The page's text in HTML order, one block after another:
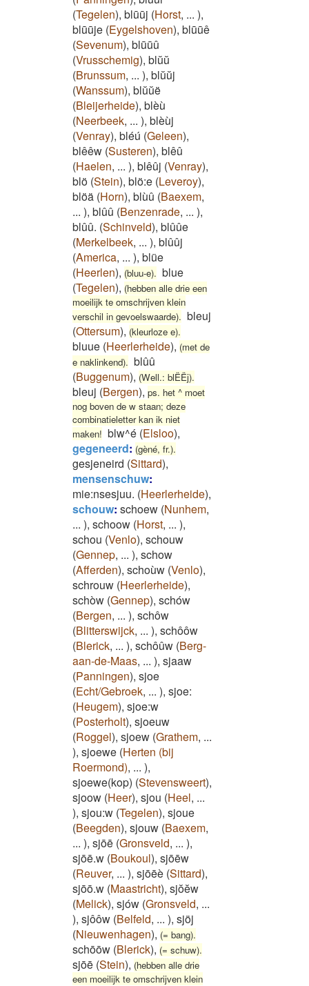
(Tegelen), blūūj (Horst, ... ),
blūūje (Eygelshoven), blūūê
(Sevenum), blūūû
(Vrusschemig), blŭŭ
(Brunssum, ... ), blŭŭj
(Wanssum), blŭŭë
(Bleijerheide), blèù
(Neerbeek, ... ), blèùj
(Venray), bléú (Geleen),
blêêw (Susteren), blêû
(Haelen, ... ), blêûj (Venray),
blö (Stein), blö:e (Leveroy),
blöä (Horn), blùû (Baexem,
... ), blûû (Benzenrade, ... ),
blûû. (Schinveld), blûûe
(Merkelbeek, ... ), blûûj
(America, ... ), blüe
(Heerlen), (bluu-e). blue
(Tegelen), (hebben alle drie een
moeilijk te omschrijven klein
verschil in gevoelswaarde). bleuj
(Ottersum), (kleurloze e).
bluue (Heerlerheide), (met de
e naklinkend). blûû
(Buggenum), (Well.: blËËj).
bleuj (Bergen), ps. het ^ moet
nog boven de w staan; deze
combinatieletter kan ik niet
maken! blw^é (Elsloo),
gegeneerd: (gèné, fr.).
gesjeneird (Sittard),
mensenschuw:
mie:nsesjuu. (Heerlerheide),
schouw: schoew (Nunhem,
... ), schoow (Horst, ... ),
schou (Venlo), schouw
(Gennep, ... ), schow
(Afferden), schoùw (Venlo),
schrouw (Heerlerheide),
schòw (Gennep), schów
(Bergen, ... ), schôw
(Blitterswijck, ... ), schôôw
(Blerick, ... ), schôûw (Berg-
aan-de-Maas, ... ), sjaaw
(Panningen), sjoe
(Echt/Gebroek, ... ), sjoe:
(Heugem), sjoe:w
(Posterholt), sjoeuw
(Roggel), sjoew (Grathem, ...
), sjoewe (Herten (bij
Roermond), ... ),
sjoewe(kop) (Stevensweert),
sjoow (Heer), sjou (Heel, ...
), sjou:w (Tegelen), sjoue
(Beegden), sjouw (Baexem,
... ), sjōē (Gronsveld, ... ),
sjōē.w (Boukoul), sjōēw
(Reuver, ... ), sjōēè (Sittard),
sjōō.w (Maastricht), sjŏĕw
(Melick), sjów (Gronsveld, ...
), sjôôw (Belfeld, ... ), sjöj
(Nieuwenhagen), (= bang).
schōōw (Blerick), (= schuw).
sjōē (Stein), (hebben alle drie
een moeilijk te omschrijven klein